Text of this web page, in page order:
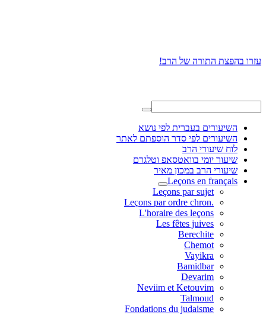
עזרו בהפצת התורה של הרב!
השיעורים בעברית לפי נושא
השיעורים לפי סדר הוספתם לאתר
לוח שיעורי הרב
שיעור יומי בוואטסאפ וטלגרם
שיעורי הרב במכון מאיר
Leçons en français
Leçons par sujet
.Leçons par ordre chron
L'horaire des leçons
Les fêtes juives
Berechite
Chemot
Vayikra
Bamidbar
Devarim
Neviim et Ketouvim
Talmoud
Fondations du judaisme